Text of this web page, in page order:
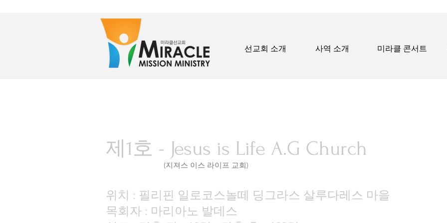
사역 소개 미라클 콘서트
선교회 소개
제1호 - Jesus is Life A.G Church
(지져스 이스 라이프 교회)
위치 : 필리핀 일로코스놀떼 딩그라스 살루다레스 마을
목회자 : 마리아노 발데스